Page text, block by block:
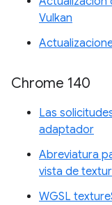
Vulkan
Chrome 140
Las
adaptador
Abreviatura
vista de
WGSL